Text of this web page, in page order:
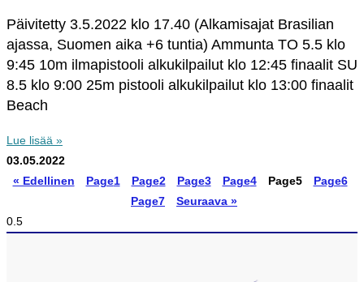
Päivitetty 3.5.2022 klo 17.40 (Alkamisajat Brasilian
ajassa, Suomen aika +6 tuntia) Ammunta TO 5.5 klo
9:45 10m ilmapistooli alkukilpailut klo 12:45 finaalit SU
8.5 klo 9:00 25m pistooli alkukilpailut klo 13:00 finaalit
Beach
Lue lisää »
03.05.2022
« Edellinen
Page1 Page2 Page3 Page4 Page5 Page6
Page7 Seuraava »